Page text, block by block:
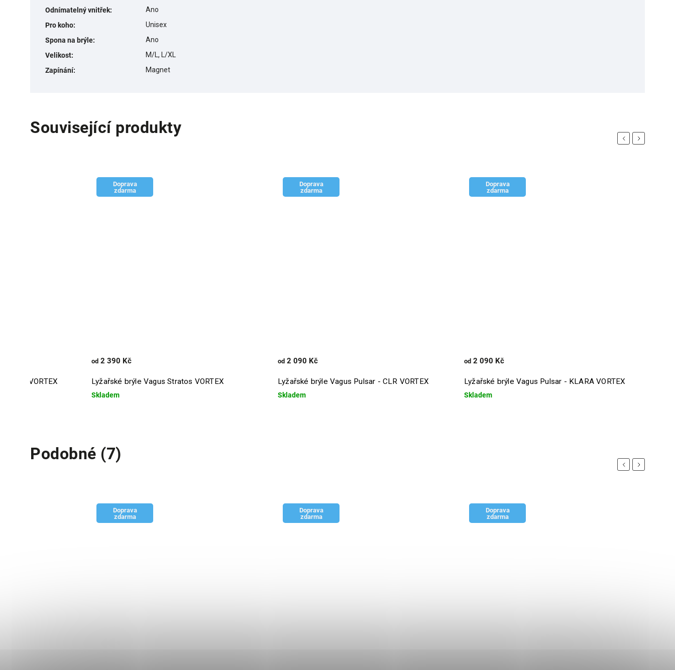
Odnímatelný vnitřek:
Ano
Pro koho:
Unisex
Spona na brýle:
Ano
Velikost:
M/L, L/XL
Zapínání: Magnet
Související produkty
Previous
Unagi VORTEX
Doprava
zdarma
Lyžařské brýle Vagus Stratos VORTEX
Skladem
od 2 390 Kč
Doprava
zdarma
Lyžařské brýle Vagus Pulsar - CLR VORTEX
Skladem
od 2 090 Kč
Doprava
zdarma
Lyžařské brýle Vagus Pulsar - KLARA VORTEX
Skladem
od 2 090 Kč
Next
Podobné (7)
Previous
Doprava
zdarma
Doprava
zdarma
Doprava
zdarma
Next